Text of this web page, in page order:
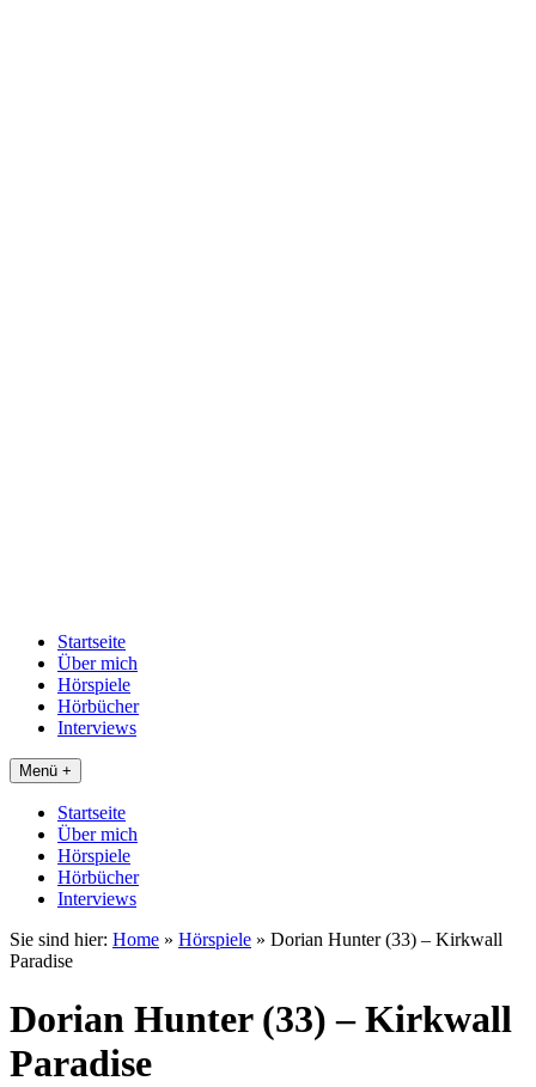
Startseite
Über mich
Hörspiele
Hörbücher
Interviews
Menü +
Startseite
Über mich
Hörspiele
Hörbücher
Interviews
Sie sind hier: Home » Hörspiele » Dorian Hunter (33) – Kirkwall
Paradise
Dorian Hunter (33) – Kirkwall
Paradise